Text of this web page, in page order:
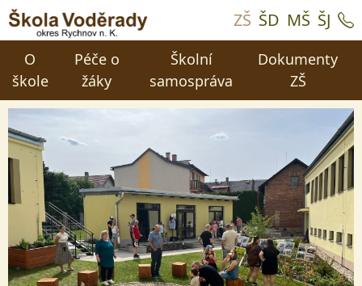
ZŠ ŠD MŠ ŠJ
O
škole
Péče o
žáky
Školní
samospráva
Dokumenty
ZŠ